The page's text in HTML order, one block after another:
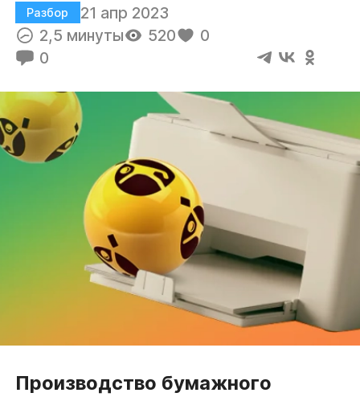
Разбор
21 апр 2023
2,5 минуты
520
0
0
Производство бумажного